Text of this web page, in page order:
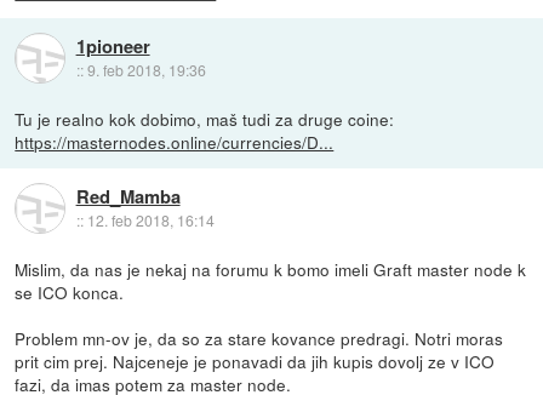
1pioneer
::9. feb 2018, 19:36
Tu je realno kok dobimo, maš tudi za druge coine:
https://masternodes.online/currencies/D...
Red_Mamba
:: 12. feb 2018, 16:14
Mislim, da nas je nekaj na forumu k bomo imeli Graft master node k
se ICO konca.
Problem mn-ov je, da so za stare kovance predragi. Notri moras
prit cim prej. Najceneje je ponavadi da jih kupis dovolj ze v ICO
fazi, da imas potem za master node.